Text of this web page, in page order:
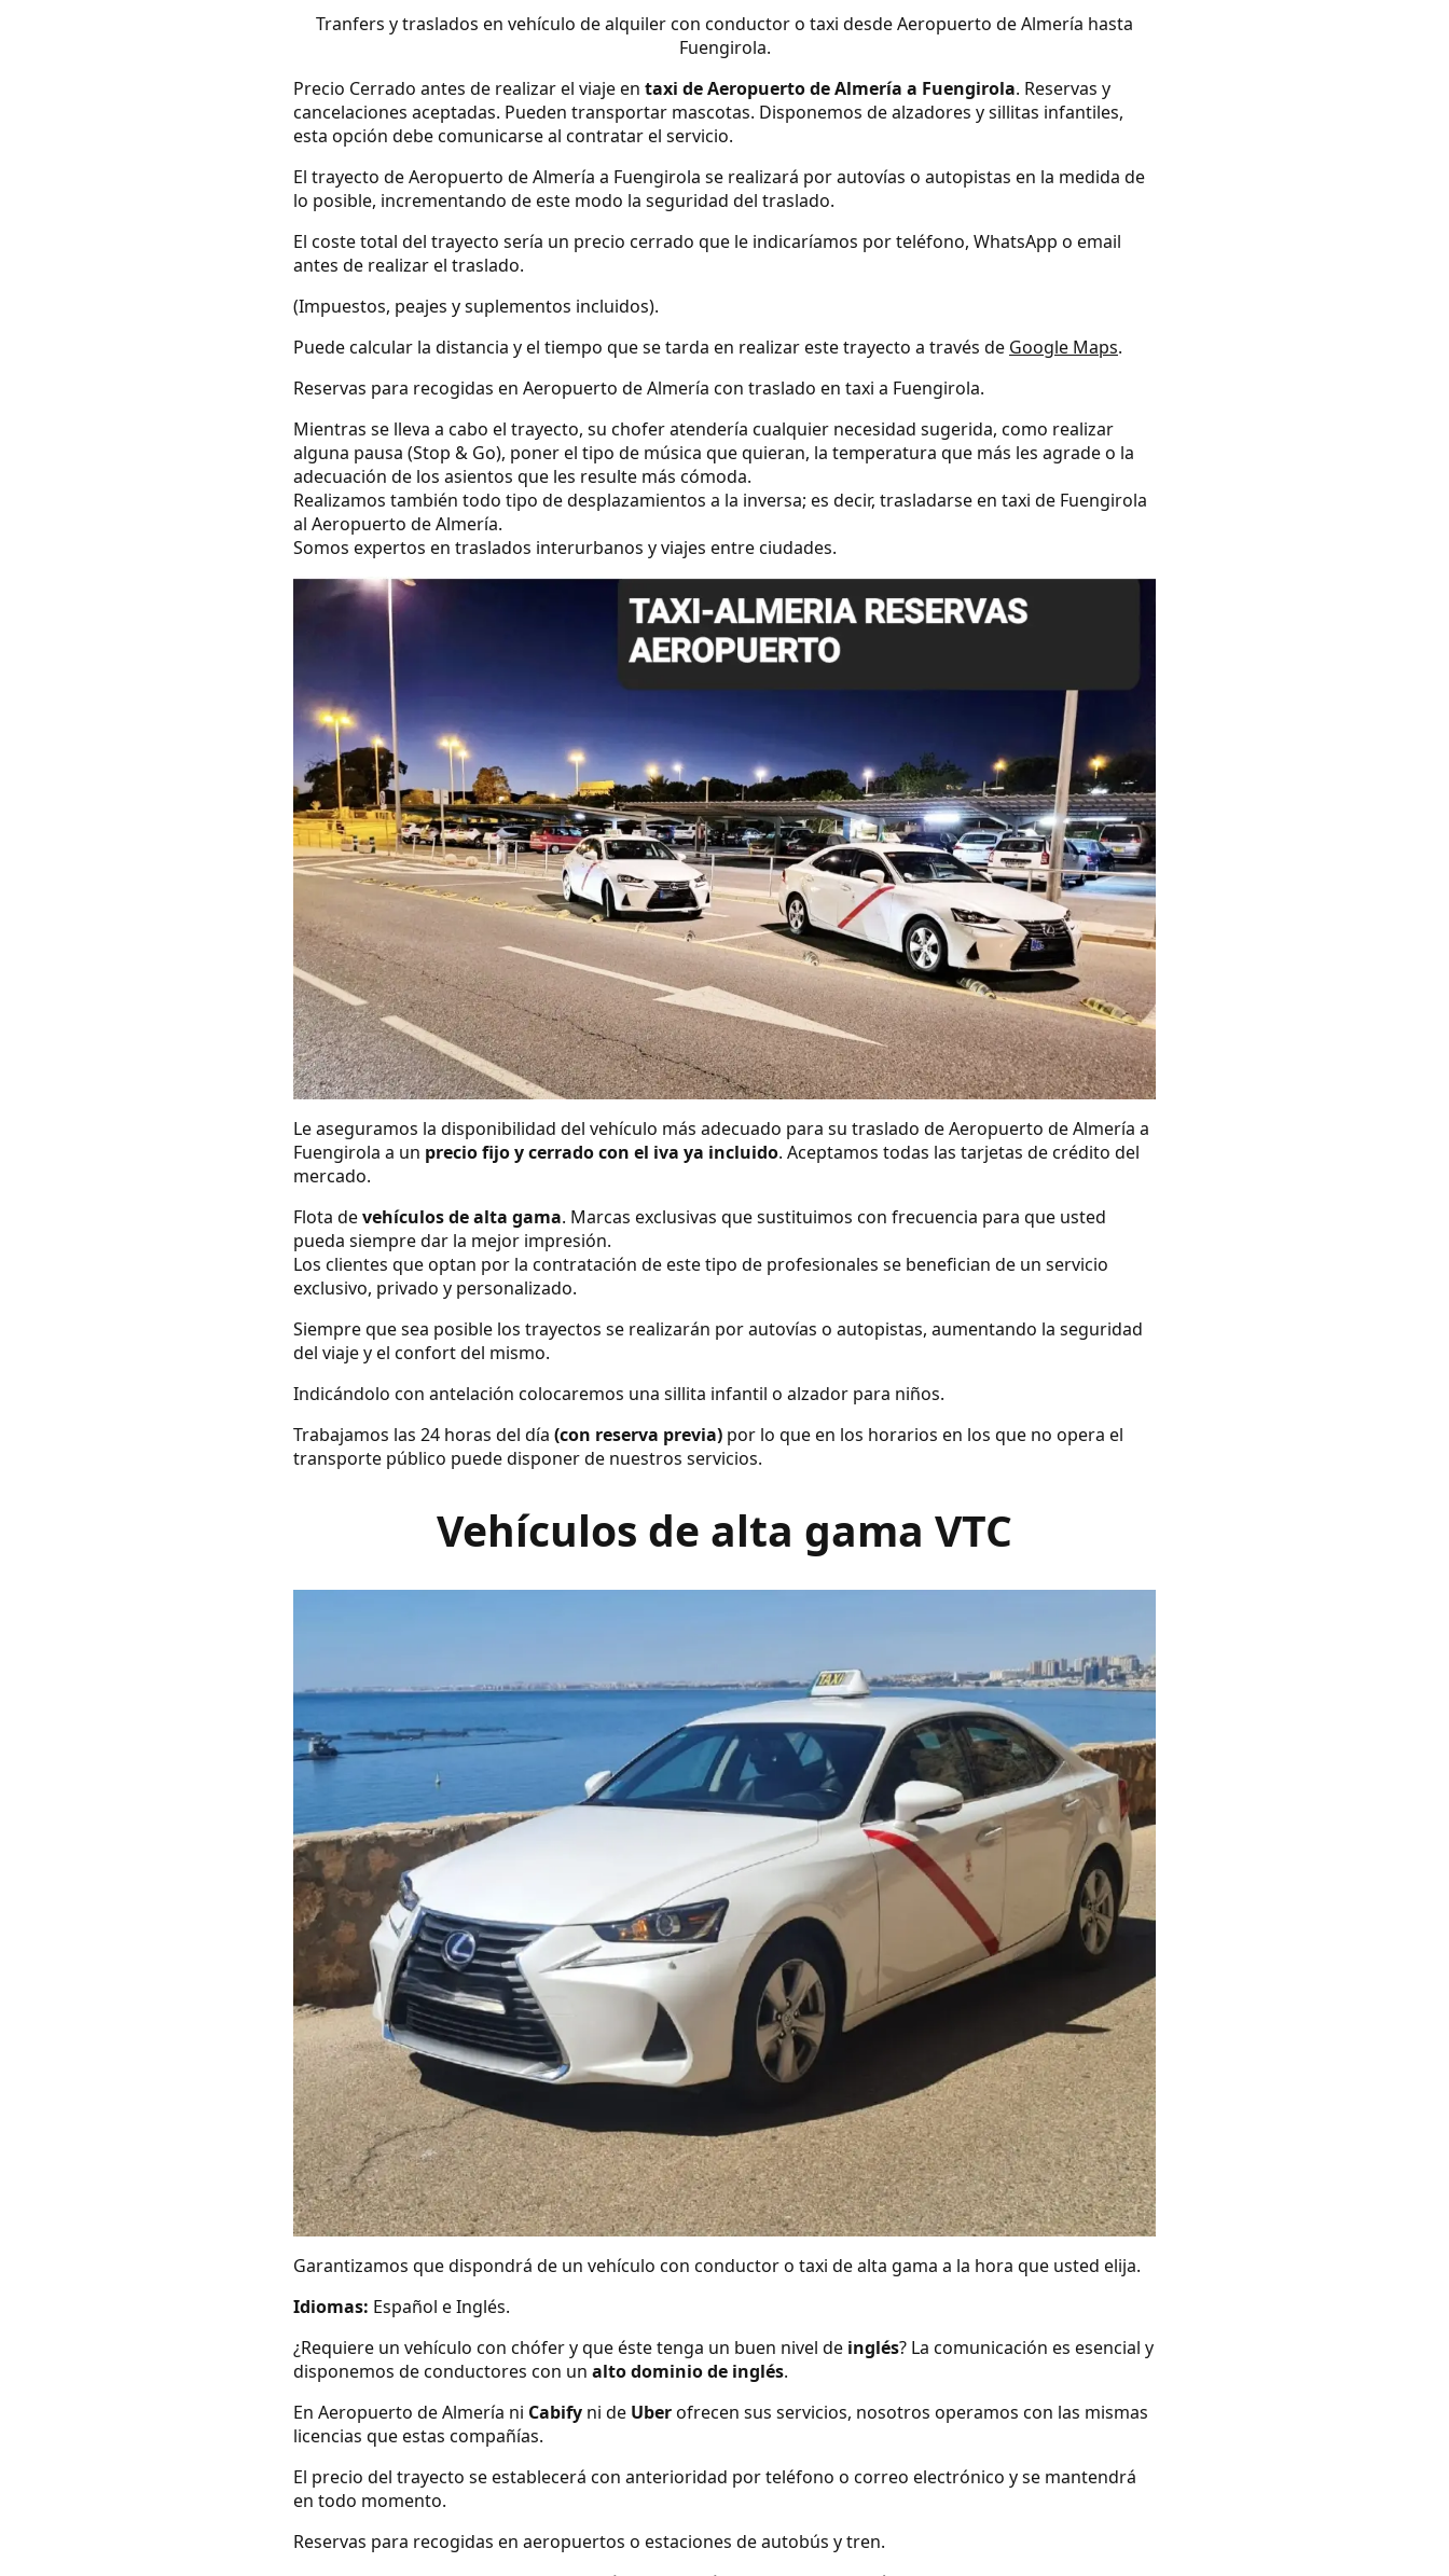
Tranfers y traslados en vehículo de alquiler con conductor o taxi desde Aeropuerto de Almería hasta
Fuengirola.
Precio Cerrado antes de realizar el viaje en taxi de Aeropuerto de Almería a Fuengirola. Reservas y
cancelaciones aceptadas. Pueden transportar mascotas. Disponemos de alzadores y sillitas infantiles,
esta opción debe comunicarse al contratar el servicio.
El trayecto de Aeropuerto de Almería a Fuengirola se realizará por autovías o autopistas en la medida de
lo posible, incrementando de este modo la seguridad del traslado.
El coste total del trayecto sería un precio cerrado que le indicaríamos por teléfono, WhatsApp o email
antes de realizar el traslado.
(Impuestos, peajes y suplementos incluidos).
Puede calcular la distancia y el tiempo que se tarda en realizar este trayecto a través de Google Maps.
Reservas para recogidas en Aeropuerto de Almería con traslado en taxi a Fuengirola.
Mientras se lleva a cabo el trayecto, su chofer atendería cualquier necesidad sugerida, como realizar
alguna pausa (Stop & Go), poner el tipo de música que quieran, la temperatura que más les agrade o la
adecuación de los asientos que les resulte más cómoda.
Realizamos también todo tipo de desplazamientos a la inversa; es decir, trasladarse en taxi de Fuengirola
al Aeropuerto de Almería.
Somos expertos en traslados interurbanos y viajes entre ciudades.
Le aseguramos la disponibilidad del vehículo más adecuado para su traslado de Aeropuerto de Almería a
Fuengirola a un precio fijo y cerrado con el iva ya incluido. Aceptamos todas las tarjetas de crédito del
mercado.
Flota devehículos de alta gama. Marcas exclusivas que sustituimos con frecuencia para que usted
pueda siempre dar la mejor impresión.
Los clientes que optan por la contratación de este tipo de profesionales se benefician de un servicio
exclusivo, privado y personalizado.
Siempre que sea posible los trayectos se realizarán por autovías o autopistas, aumentando la seguridad
del viaje y el confort del mismo.
Indicándolo con antelación colocaremos una sillita infantil o alzador para niños.
Trabajamos las 24 horas del día (con reserva previa) por lo que en los horarios en los que no opera el
transporte público puede disponer de nuestros servicios.
Vehículos de alta gama VTC
Garantizamos que dispondrá de un vehículo con conductor o taxi de alta gama a la hora que usted elija.
Idiomas: Español e Inglés.
¿Requiere un vehículo con chófer y que éste tenga un buen nivel de inglés? La comunicación es esencial y
disponemos de conductores con un alto dominio de inglés.
En Aeropuerto de Almería ni Cabify ni de Uberofrecen sus servicios, nosotros operamos con las mismas
licencias que estas compañías.
El precio del trayecto se establecerá con anterioridad por teléfono o correo electrónico y se mantendrá
en todo momento.
Reservas para recogidas en aeropuertos o estaciones de autobús y tren.